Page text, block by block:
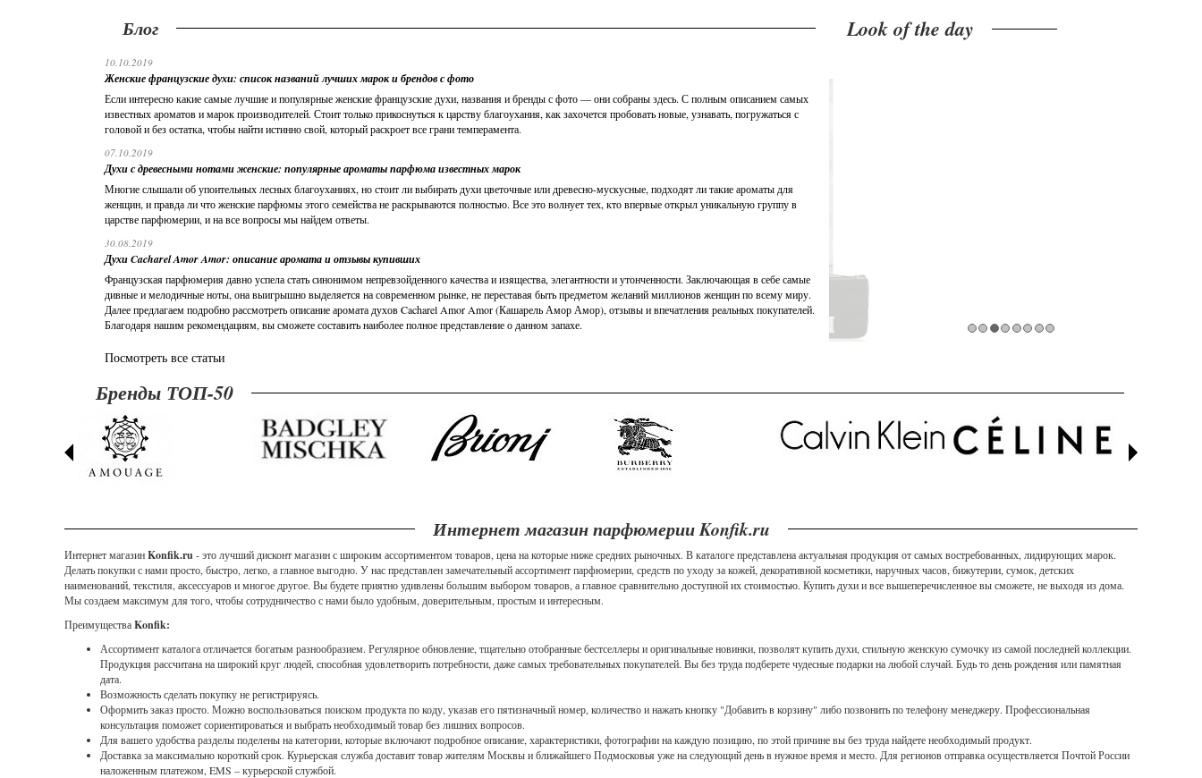
Блог
10.10.2019
Женские французские духи: список названий лучших марок и брендов с фото
Если интересно какие самые лучшие и популярные женские французские духи, названия и бренды с фото — они собраны здесь. С полным описанием самых
известных ароматов и марок производителей. Стоит только прикоснуться к царству благоухания, как захочется пробовать новые, узнавать, погружаться с
головой и без остатка, чтобы найти истинно свой, который раскроет все грани темперамента.
07.10.2019
Духи с древесными нотами женские: популярные ароматы парфюма известных марок
Многие слышали об упоительных лесных благоуханиях, но стоит ли выбирать духи цветочные или древесно-мускусные, подходят ли такие ароматы для
женщин, и правда ли что женские парфюмы этого семейства не раскрываются полностью. Все это волнует тех, кто впервые открыл уникальную группу в
царстве парфюмерии, и на все вопросы мы найдем ответы.
30.08.2019
Духи Cacharel Amor Amor: описание аромата и отзывы купивших
Французская парфюмерия давно успела стать синонимом непревзойденного качества и изящества, элегантности и утонченности. Заключающая в себе самые
дивные и мелодичные ноты, она выигрышно выделяется на современном рынке, не переставая быть предметом желаний миллионов женщин по всему миру.
Далее предлагаем подробно рассмотреть описание аромата духов Cacharel Amor Amor (Кашарель Амор Амор), отзывы и впечатления реальных покупателей.
Благодаря нашим рекомендациям, вы сможете составить наиболее полное представление о данном запахе.
Посмотреть все статьи
Look of the day
Бренды ТОП-50
Интернет магазин парфюмерии Konfik.ru
Интернет магазинKonfik.ru- это лучший дисконт магазин с широким ассортиментом товаров, цена на которые ниже средних рыночных. В каталоге представлена актуальная продукция от самых востребованных, лидирующих марок.
Делать покупки с нами просто, быстро, легко, а главное выгодно. У нас представлен замечательный ассортимент парфюмерии, средств по уходу за кожей, декоративной косметики, наручных часов, бижутерии, сумок, детских
наименований, текстиля, аксессуаров и многое другое. Вы будете приятно удивлены большим выбором товаров, а главное сравнительно доступной их стоимостью. Купить духи и все вышеперечисленное вы сможете, не выходя из дома.
Мы создаем максимум для того, чтобы сотрудничество с нами было удобным, доверительным, простым и интересным.
ПреимуществаKonfik:
Ассортимент каталога отличается богатым разнообразием. Регулярное обновление, тщательно отобранные бестселлеры и оригинальные новинки, позволят купить духи, стильную женскую сумочку из самой последней коллекции.
Продукция рассчитана на широкий круг людей, способная удовлетворить потребности, даже самых требовательных покупателей. Вы без труда подберете чудесные подарки на любой случай. Будь то день рождения или памятная
дата.
Возможность сделать покупку не регистрируясь.
Оформить заказ просто. Можно воспользоваться поиском продукта по коду, указав его пятизначный номер, количество и нажать кнопку "Добавить в корзину" либо позвонить по телефону менеджеру. Профессиональная
консультация поможет сориентироваться и выбрать необходимый товар без лишних вопросов.
Для вашего удобства разделы поделены на категории, которые включают подробное описание, характеристики, фотографии на каждую позицию, по этой причине вы без труда найдете необходимый продукт.
Доставка за максимально короткий срок. Курьерская служба доставит товар жителям Москвы и ближайшего Подмосковья уже на следующий день в нужное время и место. Для регионов отправка осуществляется Почтой России
наложенным платежом, EMS – курьерской службой.